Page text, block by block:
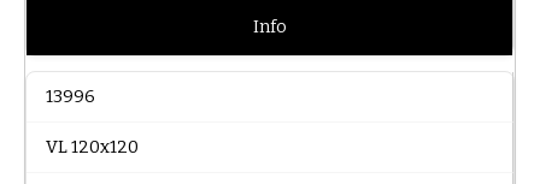
Info
13996
VL 120x120